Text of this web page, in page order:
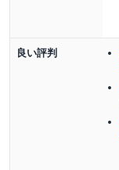
良い評判